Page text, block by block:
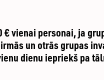
vienai personai, ja
un otrās grupas
dienu iepriekš pa